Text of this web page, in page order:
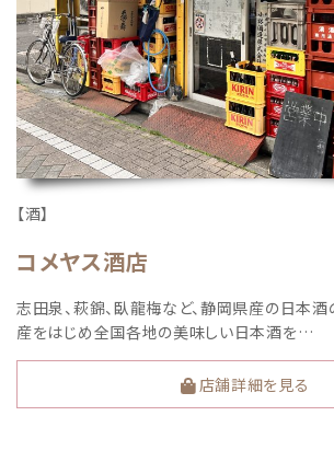
【酒】
コメヤス酒店
志田泉、萩錦、臥龍梅など、静岡県産の日本酒
産をはじめ全国各地の美味しい日本酒を…
店舗詳細を見る